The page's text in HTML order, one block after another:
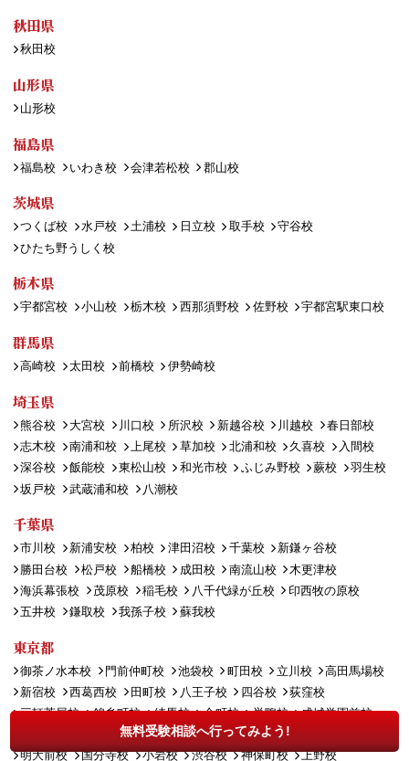
無料受験相談へ行ってみよう!
秋田県
秋田校
山形県
山形校
福島県
福島校 いわき校 会津若松校 郡山校
茨城県
つくば校 水戸校 土浦校 日立校 取手校
守谷校
ひたち野うしく校
栃木県
宇都宮校 小山校 栃木校 西那須野校 佐野校 宇都宮駅東口校
群馬県
高崎校 太田校 前橋校 伊勢崎校
埼玉県
熊谷校 大宮校 川口校 所沢校 新越谷校 川越校
春日部校
志木校
南浦和校 上尾校 草加校 北浦和校 久喜校
入間校
深谷校
飯能校 東松山校 和光市校 ふじみ野校 蕨校
羽生校
坂戸校
武蔵浦和校 八潮校
千葉県
市川校 新浦安校 柏校 津田沼校 千葉校
新鎌ヶ谷校
勝田台校
松戸校 船橋校 成田校 南流山校
木更津校
海浜幕張校
茂原校 稲毛校 八千代緑が丘校
印西牧の原校
五井校
鎌取校 我孫子校 蘇我校
東京都
御茶ノ水本校 門前仲町校 池袋校 町田校 立川校
高田馬場校
新宿校
西葛西校 田町校 八王子校 四谷校
荻窪校
三軒茶屋校
錦糸町校 練馬校 金町校 巣鴨校
成城学園前校
自由が丘校 調布校 大井町校 北千住校
明大前校
国分寺校 小岩校 渋谷校 神保町校 上野校